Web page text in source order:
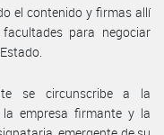
el contenido y firmas allí
para negociar
se circunscribe a la
empresa firmante y la